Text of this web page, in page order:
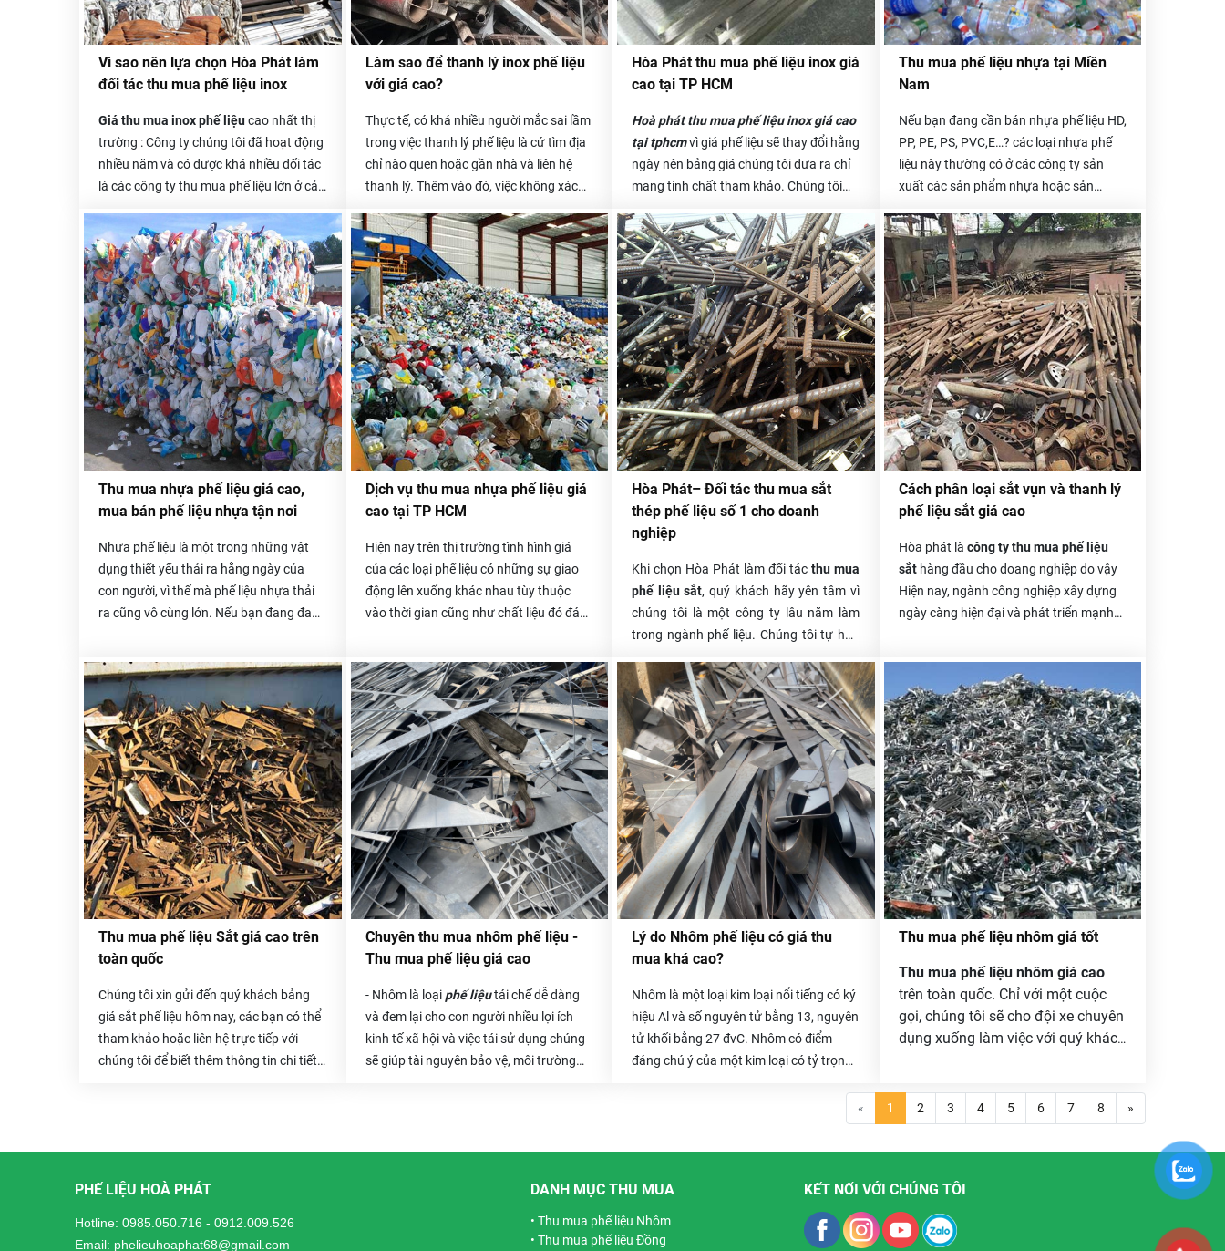
Vì sao nên lựa chọn Hòa Phát làm
đối tác thu mua phế liệu inox
Giá thu mua inox phế liệucao nhất thị
trường : Công ty chúng tôi đã hoạt động
nhiều năm và có được khá nhiều đối tác
là các công ty thu mua phế liệu lớn ở cả
doanh nghiệp lớn, có nhà máy xử lý phế
liệu nên giá thu mua của Hòa Phát luôn
cao hơn rất nhiều.
Làm sao để thanh lý inox phế liệu
với giá cao?
Thực tế, có khá nhiều người mắc sai lầm
trong việc thanh lý phế liệu là cứ tìm địa
chỉ nào quen hoặc gần nhà và liên hệ
thanh lý. Thêm vào đó, việc không xác
phương thức làm việc như thế nào sẽ
khiến bạn dễ bị “mắc bẫy”. Những đại lý
nhỏ thường có giá thu mua phế liệu inox
hay tất cả các mặt hàng phế liệu khác
với giá thấp và phải trải qua rất nhiều
địa chỉ khác trước khi tới được kho bãi.
Người thanh lý “vô tình” phải chịu cả chi
phí vận chuyển dẫn đến giá cả thanh lý
bị giảm đi đáng kể. Để hạn chế vấn đề
này, bạn hãy tìm kiếm những địa chỉ
công ty lớn trên thị trường.
Hòa Phát thu mua phế liệu inox giá
cao tại TP HCM
Hoà phát thu mua phế liệu inox giá cao
tại tphcmvì giá phế liệu sẽ thay đổi hằng
ngày nên bảng giá chúng tôi đưa ra chỉ
mang tính chất tham khảo. Chúng tôi
giá để quý khách hàng có thể tham
khảo, so sánh. Để biết chính xác giá inox
phế liệu hôm nay bao tiền 1kg thì quý
khách có thể gọi trực tiếp đến số hotline
0985.050.716 - 0912.009.526 .
Thu mua phế liệu nhựa tại Miền
Nam
Nếu bạn đang cần bán nhựa phế liệu HD,
PP, PE, PS, PVC,E…? các loại nhựa phế
liệu này thường có ở các công ty sản
xuất các sản phẩm nhựa hoặc sản
nhựa..Công ty thu mua phế liệu Hòa
Phát chuyên thu mua nhựa phế liệu giá
tốt. Tất cả các chủng loại phế liệu nhựa
PVC, HD, PE, PS, PP thường có ở các
công ty, xưởng sản xuất gia công đồ
nhựa đều được chúng tôi thu mua lại với
giá cao và cạnh tranh nhất trên thị
trường.
Thu mua nhựa phế liệu giá cao,
mua bán phế liệu nhựa tận nơi
Nhựa phế liệu là một trong những vật
dụng thiết yếu thải ra hằng ngày của
con người, vì thế mà phế liệu nhựa thải
ra cũng vô cùng lớn. Nếu bạn đang đau
lạc ngay với chúng tôi nhé. Thu mua phế
liệu Hòa Phát chuyên thu mua nhựa phế
liệu giá cao trên toàn quốc, đội xe
chuyên chở tự bốc xếp, vận chuyển
nhanh gọn nhất, thanh toán một lần và
có phần trăm hoa hồng cho người giới
thiệu.
Dịch vụ thu mua nhựa phế liệu giá
cao tại TP HCM
Hiện nay trên thị trường tình hình giá
của các loại phế liệu có những sự giao
động lên xuống khác nhau tùy thuộc
vào thời gian cũng như chất liệu đó đáp
Hòa Phát– Đối tác thu mua sắt
thép phế liệu số 1 cho doanh
nghiệp
Khi chọn Hòa Phát làm đối tác thu mua
phế liệu sắt, quý khách hãy yên tâm vì
chúng tôi là một công ty lâu năm làm
trong ngành phế liệu. Chúng tôi tự hào
Phát của mình. Trong suốt nhiều năm
trong nghề, Hòa Phát đã hợp tác với rất
nhiều khách hàng, rất nhiều doanh
nghiệp, công ty lớn nhỏ và ai cũng hài
lòng về cách thức thu mua, xử lý phế liệu
của chúng tôi.
Cách phân loại sắt vụn và thanh lý
phế liệu sắt giá cao
Hòa phát là công ty thu mua phế liệu
sắthàng đầu cho doang nghiệp do vậy
Hiện nay, ngành công nghiệp xây dựng
ngày càng hiện đại và phát triển mạnh
đến những công trình nhà cao tầng, nhà
máy xây dựng, đóng tàu, cầu đường,…
Tất cả đều sử dụng một khối lượng sắt
khổng lồ. Kéo theo đó là lượng sắt thải
ra cũng không hề nhỏ. Số phế liệu thải ra
đó vừa làm tốn diện tích kho bãi của bạn
vừa làm ô nhiễm môi trường. Vậy thì
chẳng có lý do gì để bạn không thanh lý
chúng đi cả .
Thu mua phế liệu Sắt giá cao trên
toàn quốc
Chúng tôi xin gửi đến quý khách bảng
giá sắt phế liệu hôm nay, các bạn có thể
tham khảo hoặc liên hệ trực tiếp với
chúng tôi để biết thêm thông tin chi tiết
Chuyên thu mua nhôm phế liệu -
Thu mua phế liệu giá cao
- Nhôm là loại phế liệutái chế dễ dàng
và đem lại cho con người nhiều lợi ích
kinh tế xã hội và việc tái sử dụng chúng
sẽ giúp tài nguyên bảo vệ, môi trường
, khi hoàn tất giao dịch
thu mua phế liệu trên 10 tấn sẽ được
tặng hơn 20 triệu hoa hồng dành cho
Lý do Nhôm phế liệu có giá thu
mua khá cao?
Nhôm là một loại kim loại nổi tiếng có ký
hiệu Al và số nguyên tử bằng 13, nguyên
tử khối bằng 27 đvC. Nhôm có điểm
đáng chú ý của một kim loại có tỷ trọng
trúc được làm từ nhôm và hợp kim của
trọng trong các lĩnh vực khác của giao
thông vận tải và vật liệu cấu trúc.
Thu mua phế liệu nhôm giá tốt
Thu mua phế liệu nhôm giá cao
trên toàn quốc. Chỉ với một cuộc
gọi, chúng tôi sẽ cho đội xe chuyên
dụng xuống làm việc với quý khách
30% và đặc biệt là luôn trích lợi
nhuận, hoa hồng cho người giới
thiệu .
« 1 2 3 4 5 6 7 8 »
PHẾ LIỆU HOÀ PHÁT
Hotline: 0985.050.716 - 0912.009.526
Email: phelieuhoaphat68@gmail.com
DANH MỤC THU MUA
• Thu mua phế liệu Nhôm
• Thu mua phế liệu Đồng
KẾT NỐI VỚI CHÚNG TÔI